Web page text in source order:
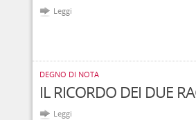
Leggi
DEGNO DI NOTA
IL RICORDO DEI DUE
Leggi